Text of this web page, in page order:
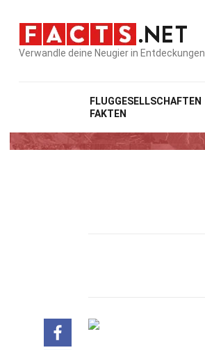
Verwandle deine Neugier in Entdeckungen
FLUGGESELLSCHAFTEN
FAKTEN